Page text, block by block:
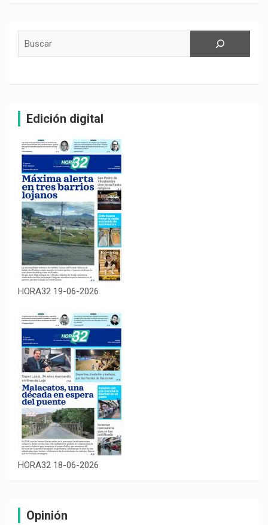
Edición digital
HORA32 19-06-2026
HORA32 18-06-2026
Opinión